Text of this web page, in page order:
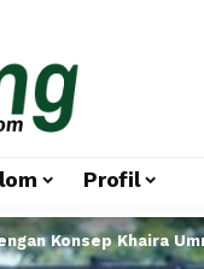
Profil
Konsep Khaira